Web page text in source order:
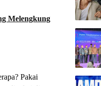
Melengkung
Pakai